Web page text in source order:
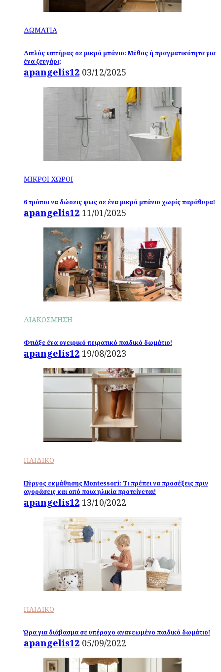
ΔΩΜΑΤΙΑ
Διπλός νιπτήρας σε μικρό μπάνιο: Μύθος ή πραγματικότητα για
ένα ζευγάρι;
apangelis12 03/12/2025
ΜΙΚΡΟΙ ΧΩΡΟΙ
6 τρόποι να δώσεις φως σε ένα μικρό μπάνιο χωρίς παράθυρα!
apangelis12 11/01/2025
ΔΙΑΚΟΣΜΗΣΗ
Φτιάξε ένα ονειρικό πειρατικό παιδικό δωμάτιο!
apangelis12 19/08/2023
ΠΑΙΔΙΚΟ
Πύργος εκμάθησης Montessori: Τι πρέπει να προσέξεις πριν
αγοράσεις και από ποια ηλικία προτείνεται!
apangelis12 13/10/2022
ΠΑΙΔΙΚΟ
Ώρα για διάβασμα σε υπέροχο ανανεωμένο παιδικό δωμάτιο!
apangelis12 05/09/2022